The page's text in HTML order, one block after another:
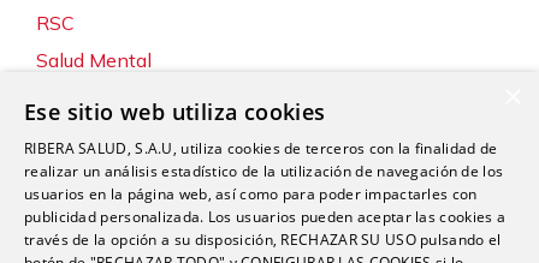
RSC
Salud Mental
Servicios
Sostenibilidad y Medio Ambiente
Tecnología
Traumatología y Cirugía Ortopédica
Ese sitio web utiliza cookies
RIBERA SALUD, S.A.U, utiliza cookies de terceros con la finalidad de
realizar un análisis estadístico de la utilización de navegación de los
usuarios en la página web, así como para poder impactarles con
publicidad personalizada. Los usuarios pueden aceptar las cookies a
través de la opción a su disposición, RECHAZAR SU USO pulsando el